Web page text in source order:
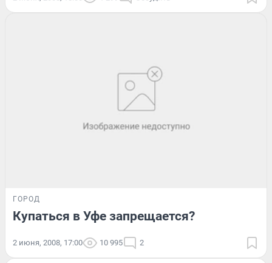
ГОРОД
Купаться в Уфе запрещается?
2 июня, 2008, 17:00 10 995 2